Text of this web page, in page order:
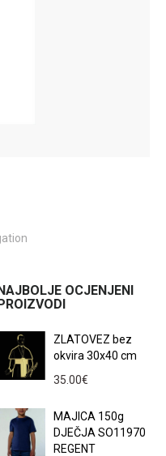
OCJENJENI
ZLATOVEZ bez
okvira 30x40 cm
35.00€
MAJICA 150g
DJEČJA SO11970
REGENT